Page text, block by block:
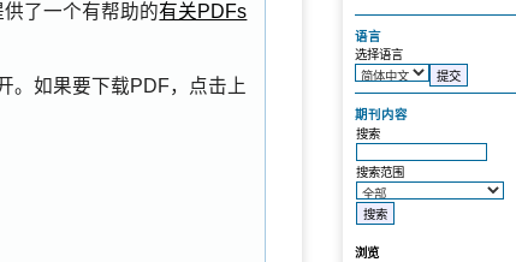
语言
选择语言
期刊内容
搜索
搜索范围
浏览
了一个有帮助的有关PDFs
。如果要下载PDF，点击上